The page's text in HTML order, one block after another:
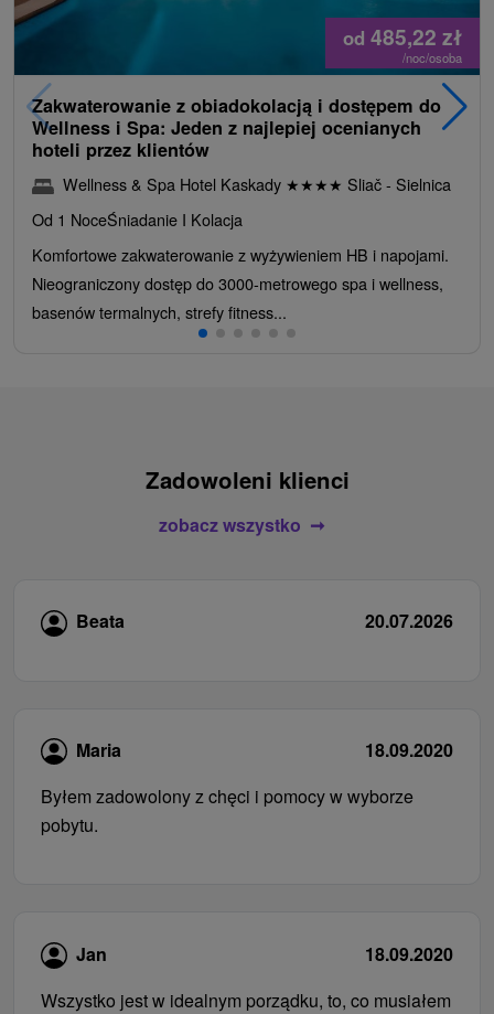
od 485,22 zł
/noc/osoba
Zakwaterowanie z obiadokolacją i dostępem do
Wellness i Spa: Jeden z najlepiej ocenianych
hoteli przez klientów
Wellness & Spa Hotel Kaskady ★★★★ Sliač - Sielnica
Od 1 NoceŚniadanie I Kolacja
Komfortowe zakwaterowanie z wyżywieniem HB i napojami.
Nieograniczony dostęp do 3000-metrowego spa i wellness,
basenów termalnych, strefy fitness...
Zadowoleni klienci
zobacz wszystko
Beata 20.07.2026
Maria
18.09.2020
Byłem zadowolony z chęci i pomocy w wyborze
pobytu.
Jan
18.09.2020
Wszystko jest w idealnym porządku, to, co musiałem